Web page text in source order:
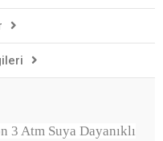
3 Atm Suya Dayanıklı